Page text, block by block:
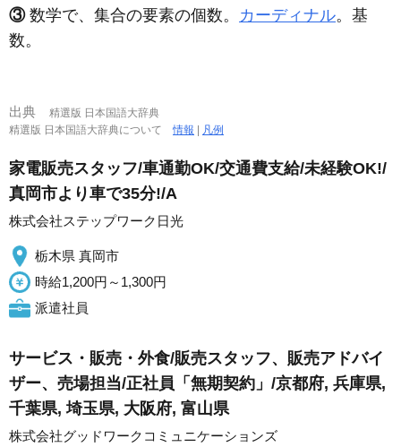
③数学で、集合の要素の個数。 カーディナル。基
数。
出典
精選版 日本国語大辞典
精選版 日本国語大辞典について情報 凡例
家電販売スタッフ/車通勤OK/交通費支給/未経験OK!/
真岡市より車で35分!/A
株式会社ステップワーク日光
栃木県 真岡市
時給1,200円～1,300円
派遣社員
サービス・販売・外食/販売スタッフ、販売アドバイ
ザー、売場担当/正社員「無期契約」/京都府, 兵庫県,
千葉県, 埼玉県, 大阪府, 富山県
株式会社グッドワークコミュニケーションズ